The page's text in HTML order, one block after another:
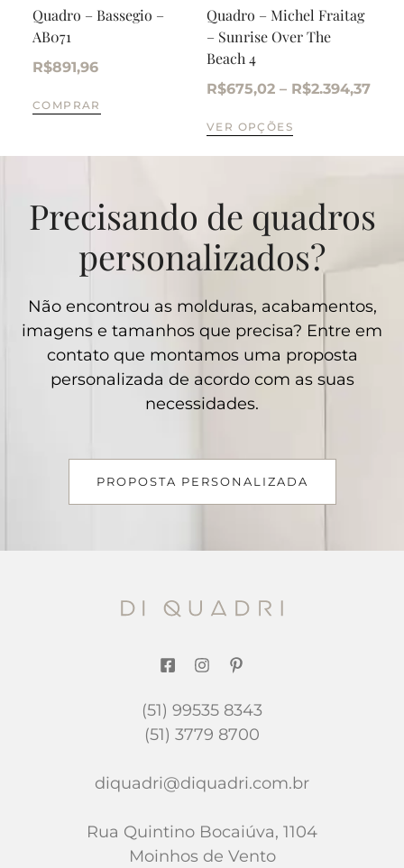
Quadro – Bassegio –
AB071
R$891,96
COMPRAR
Quadro – Michel Fraitag
– Sunrise Over The
Beach 4
R$675,02 – R$2.394,37
VER OPÇÕES
Precisando de quadros
personalizados?
Não encontrou as molduras, acabamentos,
imagens e tamanhos que precisa? Entre em
contato que montamos uma proposta
personalizada de acordo com as suas
necessidades.
PROPOSTA PERSONALIZADA
(51) 99535 8343
(51) 3779 8700
diquadri@diquadri.com.br
Rua Quintino Bocaiúva, 1104
Moinhos de Vento